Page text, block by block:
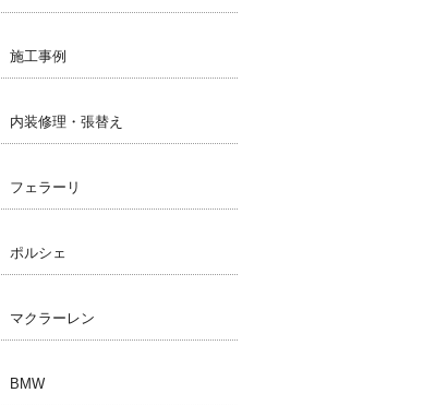
施工事例
内装修理・張替え
フェラーリ
ポルシェ
マクラーレン
BMW